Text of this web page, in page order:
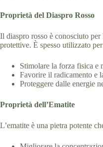
Proprietà del Diaspro Rosso
Il diaspro rosso è conosciuto
protettive. È spesso utilizzato
Stimolare la forza fisica e
Favorire il radicamento e
Proteggere dalle energie
Proprietà dell’Ematite
L’ematite è una pietra potente